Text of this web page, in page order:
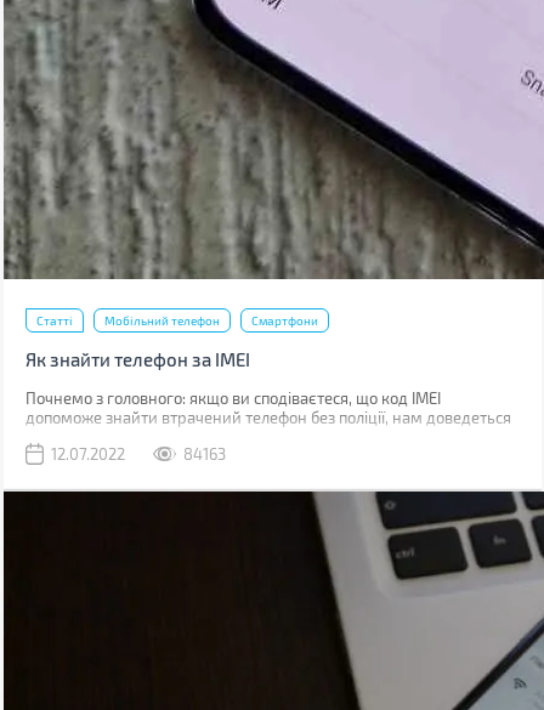
Статті Мобільний телефон Смартфони
Як знайти телефон за IMEI
Почнемо з головного: якщо ви сподіваєтеся, що код IMEI
допоможе знайти втрачений телефон без поліції, нам доведеться
допоможе абсолютно. Якщо його вкрали, IMEI слід повідомити
12.07.2022 84163